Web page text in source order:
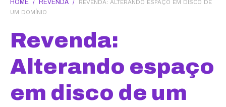
HOME / REVENDA /
REVENDA: ALTERANDO ESPAÇO EM DISCO DE
UM DOMÍNIO
Revenda:
Alterando espaço
em disco de um